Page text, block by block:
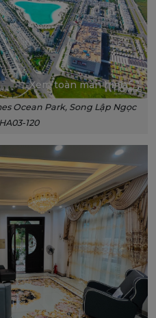
Xem toàn màn hình
Ocean Park, Song Lập Ngọc
120